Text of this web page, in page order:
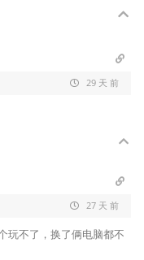
29 天 前
27 天 前
玩不了，换了俩电脑都不